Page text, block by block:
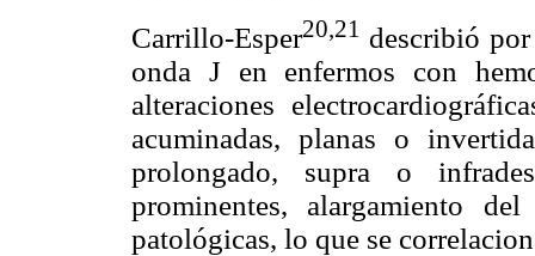
Carrillo-Esper20,21 describió
onda J en enfermos con
alteraciones
acuminadas, planas o
prolongado, supra o
prominentes, alargamiento
patológicas, lo que se